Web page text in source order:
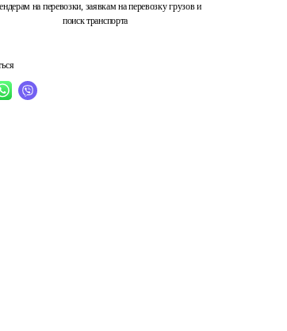
на перевозки, заявкам на перевозку грузов и
поиск транспорта